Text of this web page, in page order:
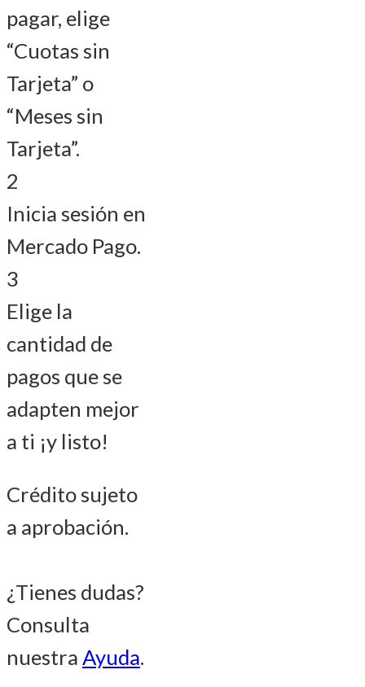
pagar, elige
“Cuotas sin
Tarjeta” o
“Meses sin
Tarjeta”.
2
Inicia sesión en
Mercado Pago.
3
Elige la
cantidad de
pagos que se
adapten mejor
a ti ¡y listo!
Crédito sujeto
a aprobación.
¿Tienes dudas?
Consulta
nuestra Ayuda.